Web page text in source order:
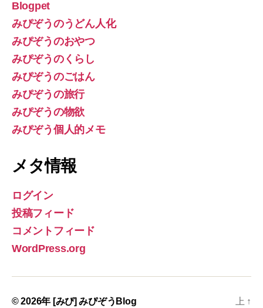
Blogpet
みぴぞうのうどん人化
みぴぞうのおやつ
みぴぞうのくらし
みぴぞうのごはん
みぴぞうの旅行
みぴぞうの物欲
みぴぞう個人的メモ
メタ情報
ログイン
投稿フィード
コメントフィード
WordPress.org
© 2026年 [みぴ] みぴぞうBlog 上 ↑